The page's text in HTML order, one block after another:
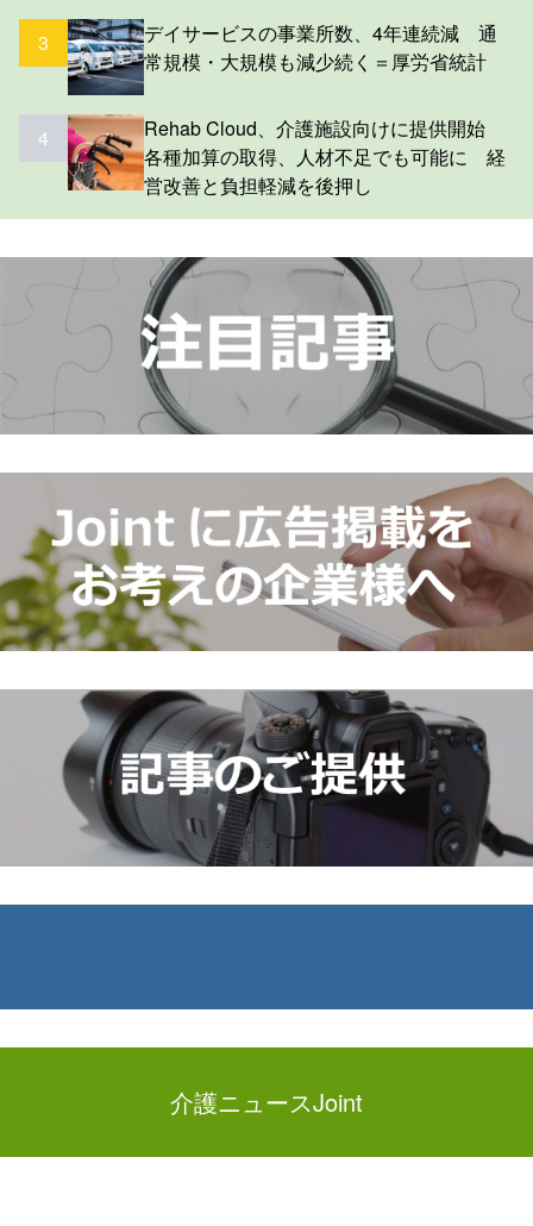
3
デイサービスの事業所数、4年連続減 通
常規模・大規模も減少続く＝厚労省統計
4
Rehab Cloud、介護施設向けに提供開始
各種加算の取得、人材不足でも可能に 経
営改善と負担軽減を後押し
介護ニュースJoint